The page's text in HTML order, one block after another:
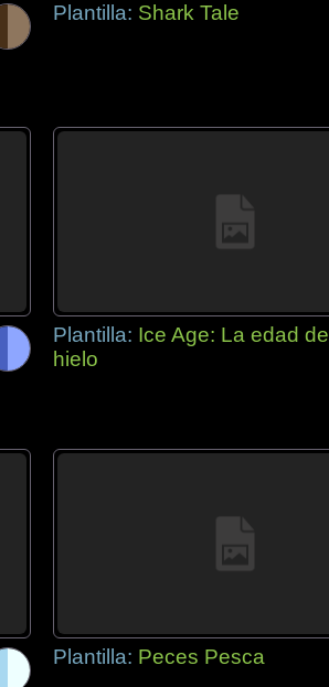
Plantilla: Shark Tale
Plantilla: Ice Age: La edad de
hielo
Plantilla: Peces Pesca